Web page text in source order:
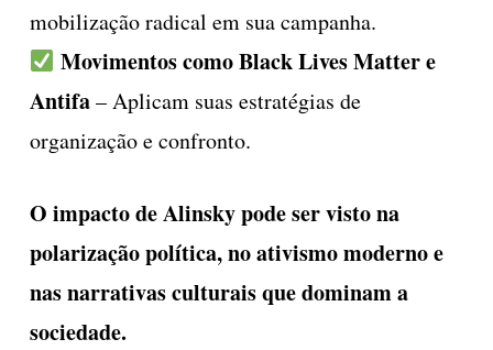
mobilização radical em sua campanha.
Movimentos como Black Lives Matter e
Antifa– Aplicam suas estratégias de
organização e confronto.
O impacto de Alinsky pode ser visto na
polarização política, no ativismo moderno e
nas narrativas culturais que dominam a
sociedade.